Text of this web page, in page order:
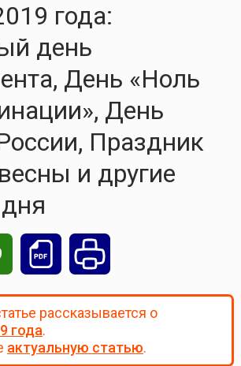
года:
день
День «Ноль
День
Праздник
и другие
рассказывается о
года.
актуальную статью.